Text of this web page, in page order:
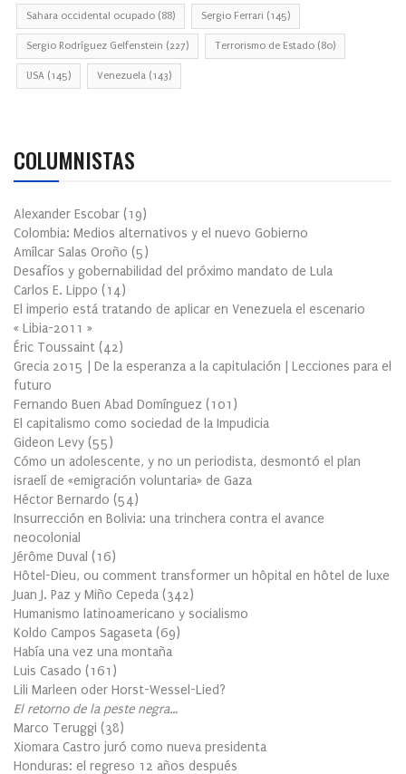
Sahara occidental ocupado (88) Sergio Ferrari (145)
Sergio Rodríguez Gelfenstein (227) Terrorismo de Estado (80)
USA (145) Venezuela (143)
COLUMNISTAS
Alexander Escobar (19)
Colombia: Medios alternativos y el nuevo Gobierno
Amílcar Salas Oroño (5)
Desafíos y gobernabilidad del próximo mandato de Lula
Carlos E. Lippo (14)
El imperio está tratando de aplicar en Venezuela el escenario
« Libia-2011 »
Éric Toussaint (42)
Grecia 2015 | De la esperanza a la capitulación | Lecciones para el
futuro
Fernando Buen Abad Domínguez (101 )
El capitalismo como sociedad de la Impudicia
Gideon Levy (55)
Cómo un adolescente, y no un periodista, desmontó el plan
israelí de «emigración voluntaria» de Gaza
Héctor Bernardo (54)
Insurrección en Bolivia: una trinchera contra el avance
neocolonial
Jérôme Duval (16)
Hôtel-Dieu, ou comment transformer un hôpital en hôtel de luxe
Juan J. Paz y Miño Cepeda (342)
Humanismo latinoamericano y socialismo
Koldo Campos Sagaseta (69)
Había una vez una montaña
Luis Casado (161 )
Lili Marleen oder Horst-Wessel-Lied?
El retorno de la peste negra…
Marco Teruggi (38)
Xiomara Castro juró como nueva presidenta
Honduras: el regreso 12 años después